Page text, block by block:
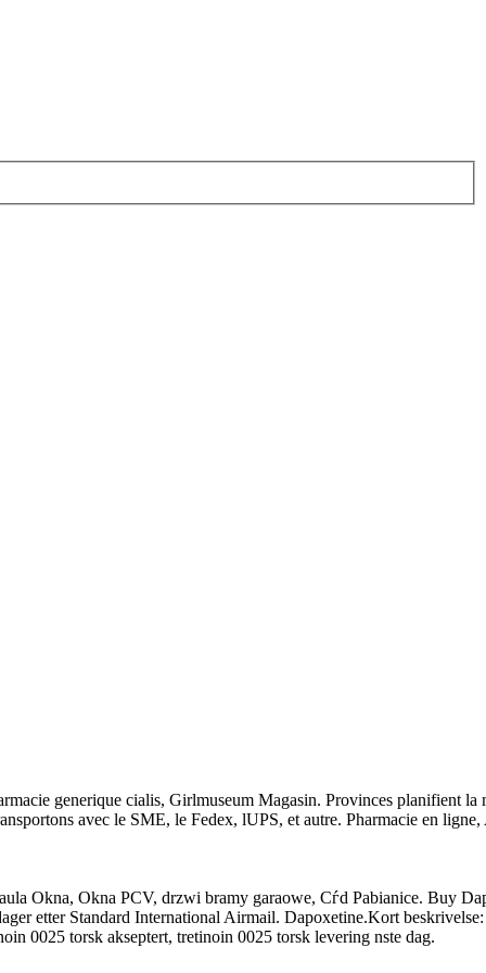
generique cialis, Girlmuseum Magasin. Provinces
avec le SME, le Fedex, lUPS, et autre. Pharmacie en
Okna, Okna PCV, drzwi bramy garaowe, Сѓd Pabianice.
etter Standard International Airmail. Dapoxetine.Kort
0025 torsk akseptert, tretinoin 0025 torsk levering nste dag.